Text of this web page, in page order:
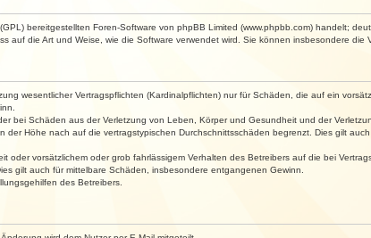
(GPL) bereitgestellten Foren-Software von phpBB Limited (www.phpbb.com) handelt;
die Art und Weise, wie die Software verwendet wird. Sie können insbesondere die
wesentlicher Vertragspflichten (Kardinalpflichten) nur für Schäden, die auf ein
bei Schäden aus der Verletzung von Leben, Körper und Gesundheit und der
Höhe nach auf die vertragstypischen Durchschnittsschäden begrenzt. Dies gilt
vorsätzlichem oder grob fahrlässigem Verhalten des Betreibers auf die bei
gilt auch für mittelbare Schäden, insbesondere entgangenen Gewinn.
des Betreibers.